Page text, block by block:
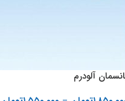
آلودرم